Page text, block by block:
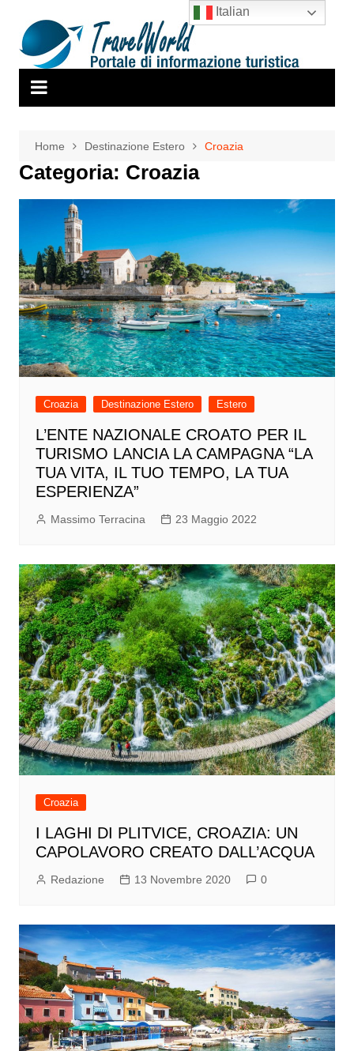
contenuto
Home Destinazione Estero Croazia
Categoria: Croazia
Croazia Destinazione Estero Estero
L’ENTE NAZIONALE CROATO PER IL
TURISMO LANCIA LA CAMPAGNA “LA
TUA VITA, IL TUO TEMPO, LA TUA
ESPERIENZA”
Massimo Terracina 23 Maggio 2022
Croazia
I LAGHI DI PLITVICE, CROAZIA: UN
CAPOLAVORO CREATO DALL’ACQUA
Redazione 13 Novembre 2020 0
Italian